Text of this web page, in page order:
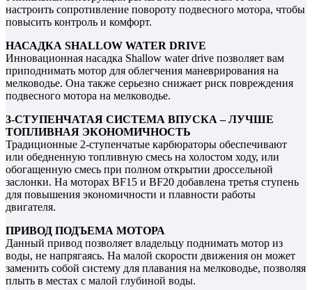
настроить сопротивление повороту подвесного мотора, чтобы
повысить контроль и комфорт.
НАСАДКА SHALLOW WATER DRIVE
Инновационная насадка Shallow water drive позволяет вам
приподнимать мотор для облегчения маневрирования на
мелководье. Она также серьезно снижает риск повреждения
подвесного мотора на мелководье.
3-СТУПЕНЧАТАЯ СИСТЕМА ВПУСКА – ЛУЧШЕ
ТОПЛИВНАЯ ЭКОНОМИЧНОСТЬ
Традиционные 2-ступенчатые карбюраторы обеспечивают
или обедненную топливную смесь на холостом ходу, или
обогащенную смесь при полном открытии дроссельной
заслонки. На моторах BF15 и BF20 добавлена третья ступень
для повышения экономичности и плавности работы
двигателя.
ПРИВОД ПОДЪЕМА МОТОРА
Данный привод позволяет владельцу поднимать мотор из
воды, не напрягаясь. На малой скорости движения он может
заменить собой систему для плавания на мелководье, позволяя
плыть в местах с малой глубиной воды.